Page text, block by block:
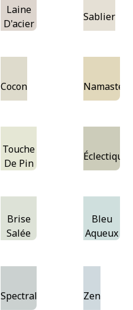
Laine
D'acier
Sablier
Cocon Namaste
Touche
De Pin
Éclectique
Brise
Salée
Bleu
Aqueux
Spectral Zen